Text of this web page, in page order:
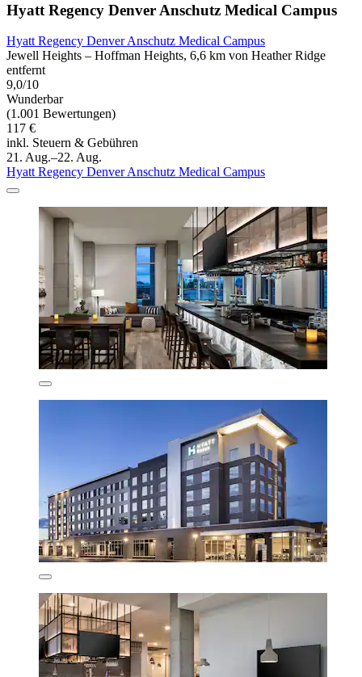
Hyatt Regency Denver Anschutz Medical Campus
Hyatt Regency Denver Anschutz Medical Campus
Jewell Heights – Hoffman Heights, 6,6 km von Heather Ridge
entfernt
9,0/10
Wunderbar
(1.001 Bewertungen)
117 €
inkl. Steuern & Gebühren
21. Aug.–22. Aug.
Hyatt Regency Denver Anschutz Medical Campus